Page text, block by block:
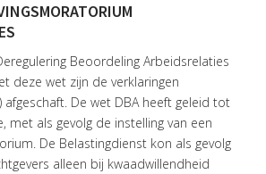
Beoordeling Arbeidsrelaties
deze wet zijn de verklaringen
afgeschaft. De wet DBA heeft geleid tot
met als gevolg de instelling van een
De Belastingdienst kon als gevolg
alleen bij kwaadwillendheid